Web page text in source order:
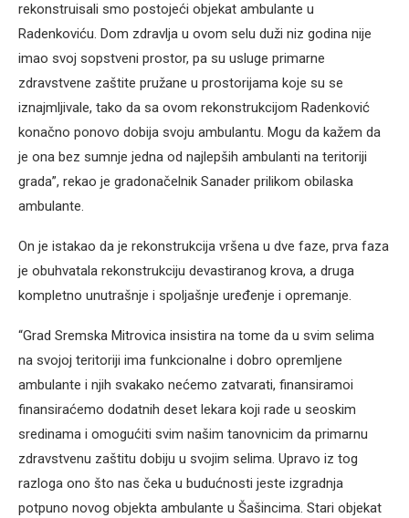
rekonstruisali smo postojeći objekat ambulante u
Radenkoviću. Dom zdravlja u ovom selu duži niz godina nije
imao svoj sopstveni prostor, pa su usluge primarne
zdravstvene zaštite pružane u prostorijama koje su se
iznajmljivale, tako da sa ovom rekonstrukcijom Radenković
konačno ponovo dobija svoju ambulantu. Mogu da kažem da
je ona bez sumnje jedna od najlepših ambulanti na teritoriji
grada”, rekao je gradonačelnik Sanader prilikom obilaska
ambulante.
On je istakao da je rekonstrukcija vršena u dve faze, prva faza
je obuhvatala rekonstrukciju devastiranog krova, a druga
kompletno unutrašnje i spoljašnje uređenje i opremanje.
“Grad Sremska Mitrovica insistira na tome da u svim selima
na svojoj teritoriji ima funkcionalne i dobro opremljene
ambulante i njih svakako nećemo zatvarati, finansiramoi
finansiraćemo dodatnih deset lekara koji rade u seoskim
sredinama i omogućiti svim našim tanovnicim da primarnu
zdravstvenu zaštitu dobiju u svojim selima. Upravo iz tog
razloga ono što nas čeka u budućnosti jeste izgradnja
potpuno novog objekta ambulante u Šašincima. Stari objekat